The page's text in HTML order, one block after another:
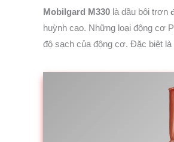
Mobilgard M330 là dầu bôi trơn
huỳnh cao. Những loại động cơ
độ sạch của động cơ. Đặc biệt